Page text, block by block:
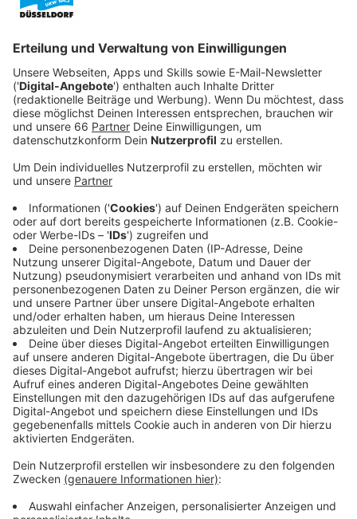
Westconnect
Anzeige
Ausbau in weiteren Stadtteilen
Anzeige
In der Vermarktung und Planung befinden sich auch die
StadtteileKnittkuhl, Ludenberg, Teile von Gerresheim,
Vennhausen undUnterbach. Für die Verlegung der
Glasfaserleitungen in den Bürgersteig benötigt das
Unternehmen die Zustimmung der Stadt. Um einen
Anschluss in ein Gebäude zu verlegen, benötigt
Westconnect die Zustimmung der Eigentümer.
Deshalb werden alle Einwohner in den Ortsteilen
persönlich angesprochen.
Anzeige
Glasfaserausbau: Diese Unternehmen
machen mit
Anzeige